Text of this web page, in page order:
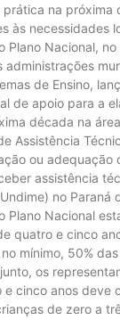
na
às necessidades
Nacional,
de Ensino,
de apoio para a
década na
Assistência
ou
assistência
no Paraná
Plano Nacional
quatro e cinco
mínimo, 50%
os
cinco anos deve
de zero a